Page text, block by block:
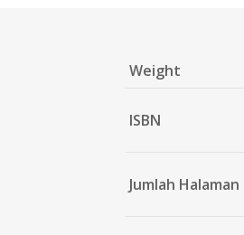
Weight
ISBN
Jumlah Halaman